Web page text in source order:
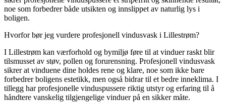
noe som forbedrer både utsikten og innslippet av naturlig lys i
boligen.
Hvorfor bør jeg vurdere profesjonell vindusvask i Lillestrøm?
I Lillestrøm kan værforhold og bymiljø føre til at vinduer raskt blir
tilsmusset av støv, pollen og forurensning. Profesjonell vindusvask
sikrer at vinduene dine holdes rene og klare, noe som ikke bare
forbedrer boligens estetikk, men også bidrar til et bedre inneklima. I
tillegg har profesjonelle vinduspussere riktig utstyr og erfaring til å
håndtere vanskelig tilgjengelige vinduer på en sikker måte.